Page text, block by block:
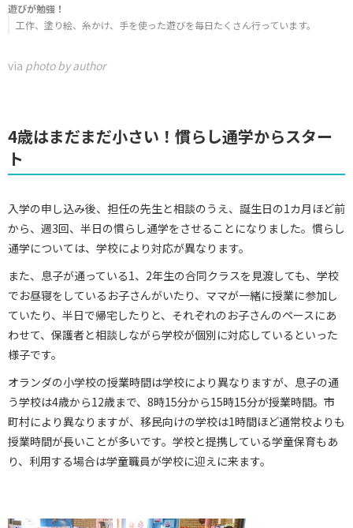
遊びが勉強！
工作、塗り絵、糸かけ、手を使った遊びを毎日たくさん行っています。
via photo by author
4歳はまだまだ小さい！慣らし通学からスター
ト
入学の申し込み後、担任の先生と相談のうえ、誕生日の1カ月ほど前
から、週3回、半日の慣らし通学をさせることになりました。慣らし
通学については、学校により対応が異なります。
また、息子が通っている1、2年生の合同クラスを見渡しても、学校
でお昼寝をしているお子さんがいたり、ママが一緒に授業に参加し
ていたり、半日で帰宅したりと、それぞれのお子さんのペースにあ
わせて、保護者と相談しながら学校が個別に対応しているといった
様子です。
オランダの小学校の授業時間は学校により異なりますが、息子の通
う学校は4歳から12歳まで、8時15分から15時15分が授業時間。市
町村により異なりますが、移民向けの学校は1時間ほど通常校よりも
授業時間が長いことが多いです。学校と提携している学童保育もあ
り、利用する場合は学童職員が学校に迎えに来ます。